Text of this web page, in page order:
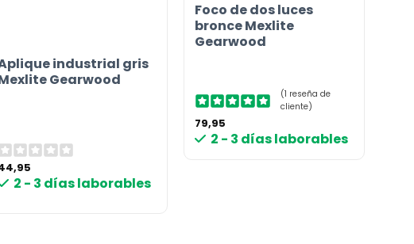
industrial gris
Gearwood
2 - 3 días laborables
Foco de dos luces
bronce Mexlite
Gearwood
(1 reseña de
cliente)
79,95
2 - 3 días laborables